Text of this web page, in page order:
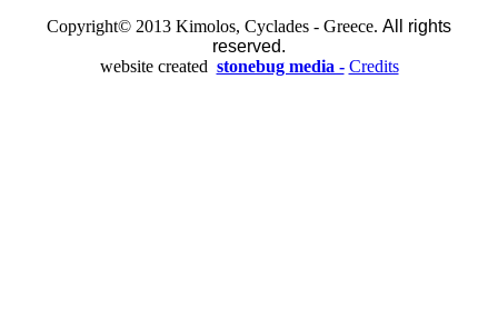
Copyright© 2013 Kimolos, Cyclades - Greece. All rights
reserved.
website created stonebug media - Credits